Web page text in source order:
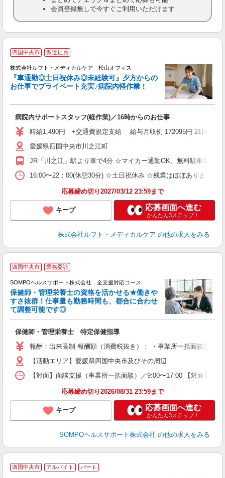
会員登録無しで今すぐご利用いただけます
四国中央市 派遣社員
株式会社ルフト・メディカルケア 松山オフィス
『車通勤◎土日祝休み◎未経験可』夕方からの
お仕事でプライベート充実♪病院内軽作業！
病院内サポートスタッフ(軽作業)／16時からのお仕事
時給1,490円 +交通費規定支給 給与月収例 172095円 21日出勤
愛媛県四国中央市川之江町
JR「川之江」駅より車で4分 ☆マイカー通勤OK、無料駐車場有
16:00〜22：00(休憩30分) ☆土日祝休み ☆残業はほぼありません
応募締め切り2027/03/12 23:59まで
キープ 応募画面へ進む
かんたん3ステップ！
株式会社ルフト・メディカルケア の他の求人をみる
四国中央市 業務委託
SOMPOヘルスサポート株式会社 全支援対応コース
保健師・管理栄養士の資格を活かせる★働きや
すさ抜群！仕事量も勤務時間も、都合に合わせ
て調整可能です◎
保健師・管理栄養士 特定保健指導
報酬：出来高制 報酬額（消費税抜き）： ・事業所一括面談(対
【活動エリア】愛媛県四国中央市及びその周辺
【対面】面談支援（事業所一括面談）／9:00〜17:00 【対面】
応募締め切り2026/08/31 23:59まで
キープ 応募画面へ進む
かんたん3ステップ！
SOMPOヘルスサポート株式会社 の他の求人をみる
四国中央市 アルバイト パート